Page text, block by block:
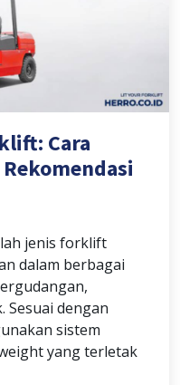
Cara
jenis forklift
dalam berbagai
dengan
sistem
yang terletak